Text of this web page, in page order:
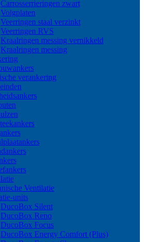
Carrosserrieringen zwart
Volgplaten
Veerringen staal verzinkt
Veerringen RVS
Kraalringen messing vernikkeld
Kraalringen messing
verankering
Ventilatie
units
DucoBox Silent
DucoBox Reno
DucoBox Focus
DucoBox Energy Comfort (Plus)